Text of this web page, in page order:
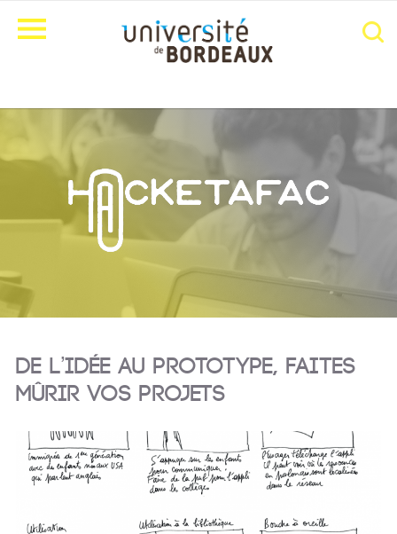
De l’idée au prototype, faites
mûrir vos projets